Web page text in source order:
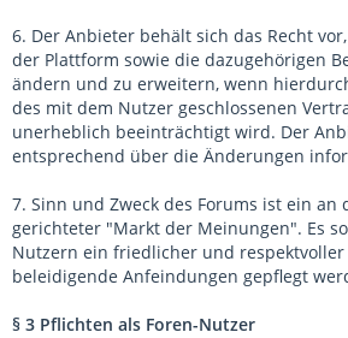
6. Der Anbieter behält sich das Recht
der Plattform sowie die dazugehörigen
ändern und zu erweitern, wenn
des mit dem Nutzer geschlossenen
unerheblich beeinträchtigt wird. Der
entsprechend über die Änderungen
7. Sinn und Zweck des Forums ist ein
gerichteter "Markt der Meinungen". Es
Nutzern ein friedlicher und respektvoller
beleidigende Anfeindungen gepflegt
§ 3 Pflichten als Foren-Nutzer